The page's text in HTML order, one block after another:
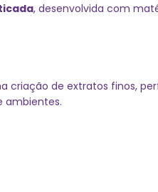
, desenvolvida com
criação de extratos finos,
ambientes.